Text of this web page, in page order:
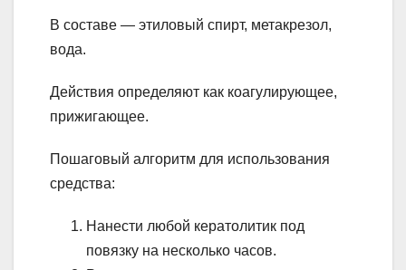
В составе — этиловый спирт, метакрезол,
вода.
Действия определяют как коагулирующее,
прижигающее.
Пошаговый алгоритм для использования
средства:
Нанести любой кератолитик под
повязку на несколько часов.